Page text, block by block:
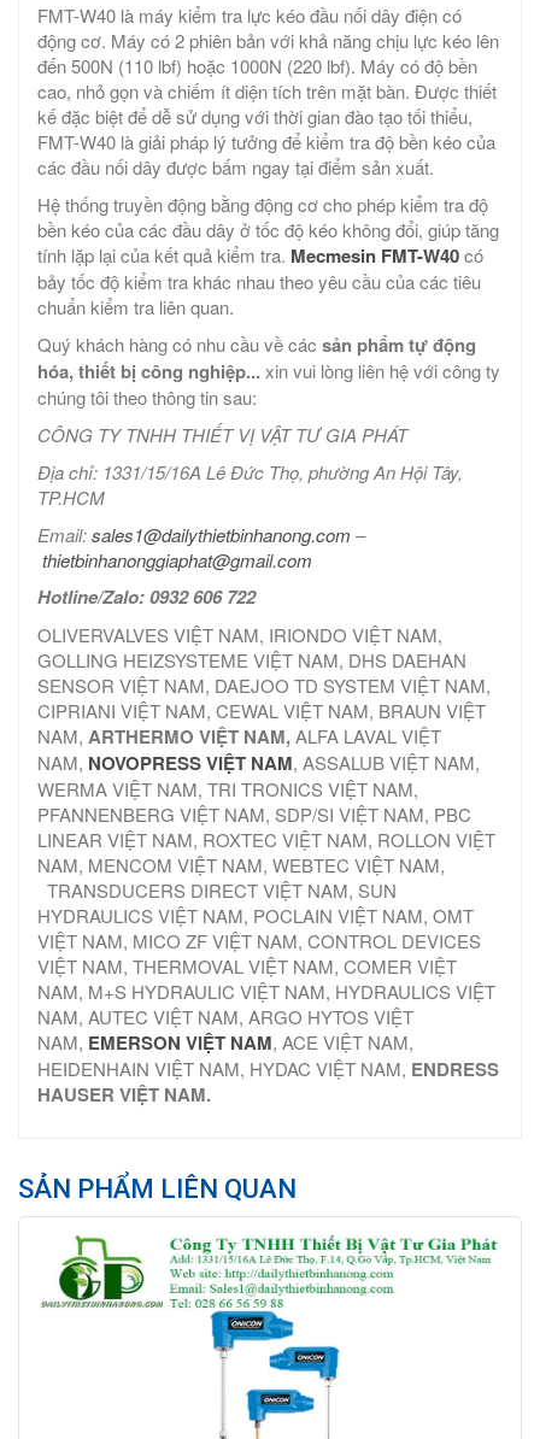
FMT-W40 là máy kiểm tra lực kéo đầu nối dây điện có
động cơ. Máy có 2 phiên bản với khả năng chịu lực kéo lên
đến 500N (110 lbf) hoặc 1000N (220 lbf). Máy có độ bền
cao, nhỏ gọn và chiếm ít diện tích trên mặt bàn. Được thiết
kế đặc biệt để dễ sử dụng với thời gian đào tạo tối thiểu,
FMT-W40 là giải pháp lý tưởng để kiểm tra độ bền kéo của
các đầu nối dây được bấm ngay tại điểm sản xuất.
Hệ thống truyền động bằng động cơ cho phép kiểm tra độ
bền kéo của các đầu dây ở tốc độ kéo không đổi, giúp tăng
tính lặp lại của kết quả kiểm tra. Mecmesin FMT-W40có
bảy tốc độ kiểm tra khác nhau theo yêu cầu của các tiêu
chuẩn kiểm tra liên quan.
Quý khách hàng có nhu cầu về các sản phẩm tự động
hóa, thiết bị công nghiệp...xin vui lòng liên hệ với công ty
chúng tôi theo thông tin sau:
CÔNG TY TNHH THIẾT VỊ VẬT TƯ GIA PHÁT
Địa chỉ: 1331/15/16A Lê Đức Thọ, phường An Hội Tây,
TP.HCM
Email:sales1@dailythietbinhanong.com –
thietbinhanonggiaphat@gmail.com
Hotline/Zalo: 0932 606 722
OLIVERVALVES VIỆT NAM, IRIONDO VIỆT NAM,
GOLLING HEIZSYSTEME VIỆT NAM, DHS DAEHAN
SENSOR VIỆT NAM, DAEJOO TD SYSTEM VIỆT NAM,
CIPRIANI VIỆT NAM, CEWAL VIỆT NAM, BRAUN VIỆT
NAM, ARTHERMO VIỆT NAM,ALFA LAVAL VIỆT
NAM, NOVOPRESS VIỆT NAM, ASSALUB VIỆT NAM,
WERMA VIỆT NAM, TRI TRONICS VIỆT NAM,
PFANNENBERG VIỆT NAM, SDP/SI VIỆT NAM, PBC
LINEAR VIỆT NAM, ROXTEC VIỆT NAM, ROLLON VIỆT
NAM, MENCOM VIỆT NAM, WEBTEC VIỆT NAM,
TRANSDUCERS DIRECT VIỆT NAM, SUN
HYDRAULICS VIỆT NAM, POCLAIN VIỆT NAM, OMT
VIỆT NAM, MICO ZF VIỆT NAM, CONTROL DEVICES
VIỆT NAM, THERMOVAL VIỆT NAM, COMER VIỆT
NAM, M+S HYDRAULIC VIỆT NAM, HYDRAULICS VIỆT
NAM, AUTEC VIỆT NAM, ARGO HYTOS VIỆT
NAM, EMERSON VIỆT NAM, ACE VIỆT NAM,
HEIDENHAIN VIỆT NAM, HYDAC VIỆT NAM, ENDRESS
HAUSER VIỆT NAM.
SẢN PHẨM LIÊN QUAN